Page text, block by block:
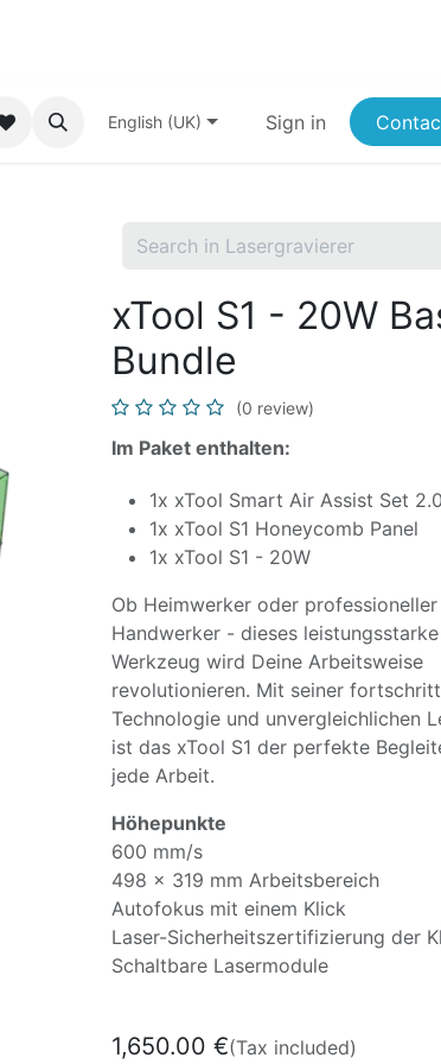
English (UK) Sign in
xTool S1 - 20W
Bundle
(0 review)
Im Paket enthalten:
1x xTool Smart Air Assist Set
1x xTool S1 Honeycomb Panel
1x xTool S1 - 20W
Ob Heimwerker oder professioneller
Handwerker - dieses leistungsstarke
Werkzeug wird Deine Arbeitsweise
revolutionieren. Mit seiner
Technologie und unvergleichlichen
ist das xTool S1 der perfekte
jede Arbeit.
Höhepunkte
600 mm/s
498 x 319 mm Arbeitsbereich
Autofokus mit einem Klick
Laser-Sicherheitszertifizierung der
Schaltbare Lasermodule
1,650.00 €(Tax included)